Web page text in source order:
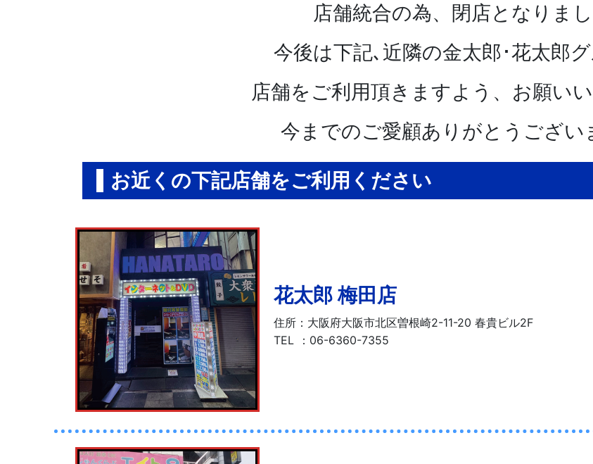
店舗統合の為、閉店となりまし
今後は下記､近隣の金太郎･花太郎
店舗をご利用頂きますよう、お願いい
今までのご愛顧ありがとうござい
お近くの下記店舗をご利用ください
花太郎 梅田店
住所：大阪府大阪市北区曽根崎2-11-20 春貴ビル2F
TEL
： 06-6360-7355